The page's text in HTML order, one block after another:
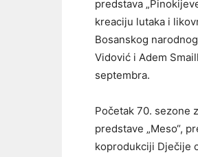
predstava
kreaciju lutaka i
Bosanskog
Vidović i Adem
septembra.
Početak 70. sezone
predstave „Meso“,
koprodukciji Dječije